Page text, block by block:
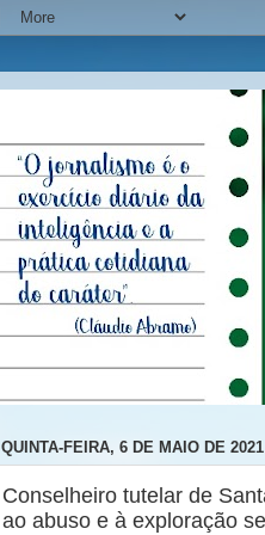
QUINTA-FEIRA, 6 DE MAIO DE 2021
Conselheiro tutelar de
ao abuso e à exploração